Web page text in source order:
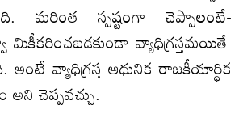
మరింత స్పష్టంగా చెప్పాలంటే-
వ్యాధిగ్రస్తమయితే
అంటే వ్యాధిగ్రస్త ఆధునిక రాజకీయార్థిక
చెప్పవచ్చు.